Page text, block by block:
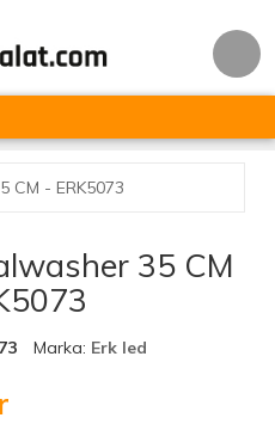
35 CM
Marka: Erk led